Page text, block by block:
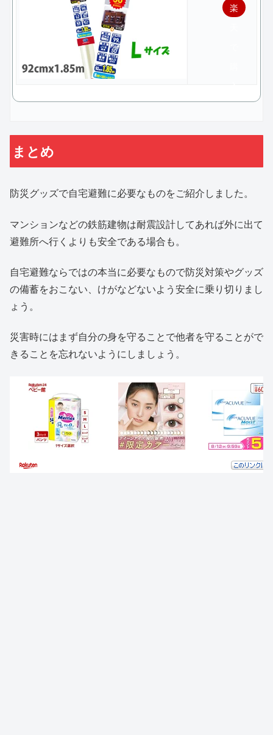
楽
まとめ
防災グッズで自宅避難に必要なものをご紹介しました。
マンションなどの鉄筋建物は耐震設計してあれば外に出て
避難所へ行くよりも安全である場合も。
自宅避難ならではの本当に必要なもので防災対策やグッズ
の備蓄をおこない、けがなどないよう安全に乗り切りまし
ょう。
災害時にはまず自分の身を守ることで他者を守ることがで
きることを忘れないようにしましょう。